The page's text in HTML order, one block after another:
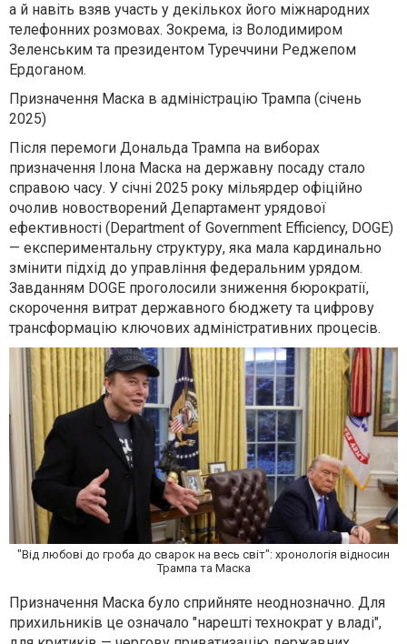
а й навіть взяв участь у декількох його міжнародних
телефонних розмовах. Зокрема, із Володимиром
Зеленським та президентом Туреччини Реджепом
Ердоганом.
Призначення Маска в адміністрацію Трампа (січень
2025)
Після перемоги Дональда Трампа на виборах
призначення Ілона Маска на державну посаду стало
справою часу. У січні 2025 року мільярдер офіційно
очолив новостворений Департамент урядової
ефективності (Department of Government Efficiency, DOGE)
— експериментальну структуру, яка мала кардинально
змінити підхід до управління федеральним урядом.
Завданням DOGE проголосили зниження бюрократії,
скорочення витрат державного бюджету та цифрову
трансформацію ключових адміністративних процесів.
"Від любові до гроба до сварок на весь світ": хронологія відносин
Трампа та Маска
Призначення Маска було сприйняте неоднозначно. Для
прихильників це означало "нарешті технократ у владі",